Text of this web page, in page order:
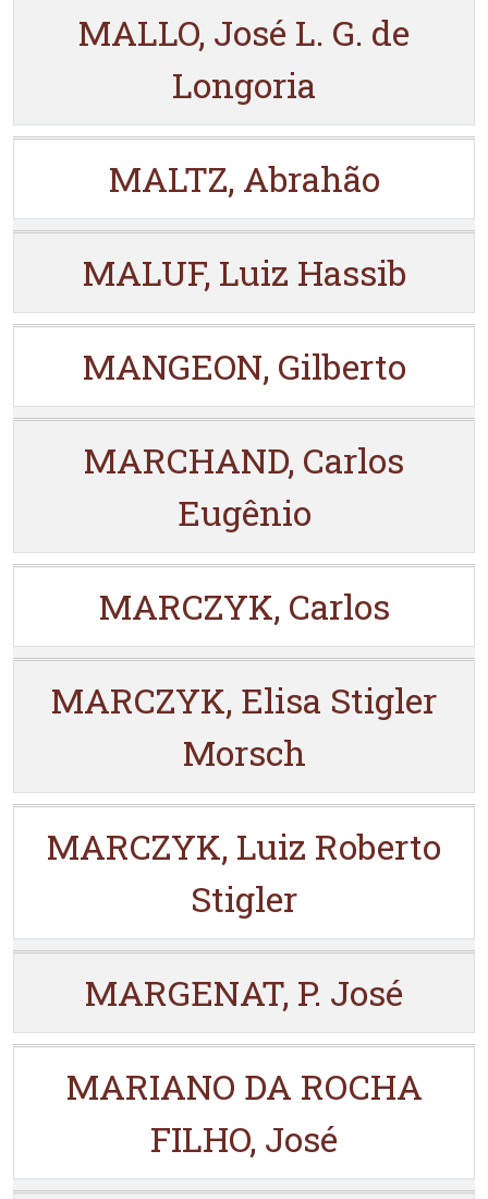
MALLO, José L. G. de
Longoria
MALTZ, Abrahão
MALUF, Luiz Hassib
MANGEON, Gilberto
MARCHAND, Carlos
Eugênio
MARCZYK, Carlos
MARCZYK, Elisa Stigler
Morsch
MARCZYK, Luiz Roberto
Stigler
MARGENAT, P. José
MARIANO DA ROCHA
FILHO, José